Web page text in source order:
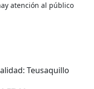
atención al público
Teusaquillo